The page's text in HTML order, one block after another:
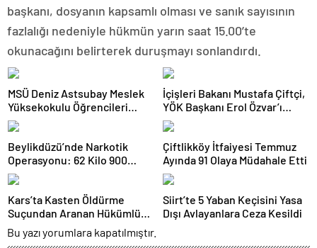
başkanı, dosyanın kapsamlı olması ve sanık sayısının
fazlalığı nedeniyle hükmün yarın saat 15.00’te
okunacağını belirterek duruşmayı sonlandırdı.
MSÜ Deniz Astsubay Meslek
Yüksekokulu Öğrencileri
Geleceğe Hazırlanıyor
İçişleri Bakanı Mustafa Çiftçi,
YÖK Başkanı Erol Özvar’ı
Ziyaret Etti
Beylikdüzü’nde Narkotik
Operasyonu: 62 Kilo 900
Gram Uyuşturucu Ele
Geçirildi
Çiftlikköy İtfaiyesi Temmuz
Ayında 91 Olaya Müdahale Etti
Kars’ta Kasten Öldürme
Suçundan Aranan Hükümlü
JASAT Operasyonuyla
Yakalandı
Siirt’te 5 Yaban Keçisini Yasa
Dışı Avlayanlara Ceza Kesildi
Bu yazı yorumlara kapatılmıştır.